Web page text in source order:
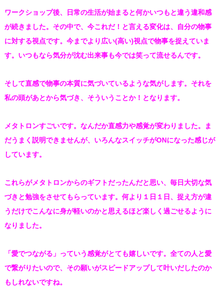
ワークショップ後、日常の生活が始まると何かいつもと違う違和感
が続きました。その中で、今これだ！と言える変化は、自分の物事
に対する視点です。今までより広い(高い)視点で物事を捉えていま
す。 いつもなら気分が沈む出来事も今では笑って流せるんです。
そして直感で物事の本質に気づいているような気がします。 それを
私の頭があとから気づき、そういうことか！となります。
メタトロンすごいです。なんだか直感力や感覚が変わりました。ま
だうまく説明できませんが、 いろんなスイッチがONになった感じが
しています。
これらがメタトロンからのギフトだったんだと思い、 毎日大切な気
づきと勉強をさせてもらっています。 何より１日１日、 捉え方が違
うだけでこんなに身が軽いのかと思えるほど楽しく過ごせるように
なりました。
「愛でつながる」っていう感覚がとても嬉しいです。全ての人と愛
で繋がりたいので、 その願いがスピードアップして叶いだしたのか
もしれないですね。